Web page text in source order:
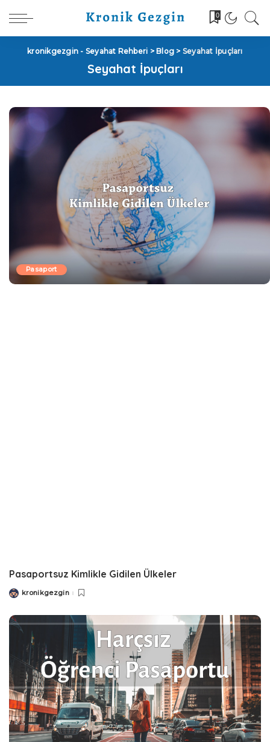
0
kronikgezgin - Seyahat Rehberi > Blog > Seyahat İpuçları
Seyahat İpuçları
Pasaport
Pasaportsuz Kimlikle Gidilen Ülkeler
Postedkronikgezgin